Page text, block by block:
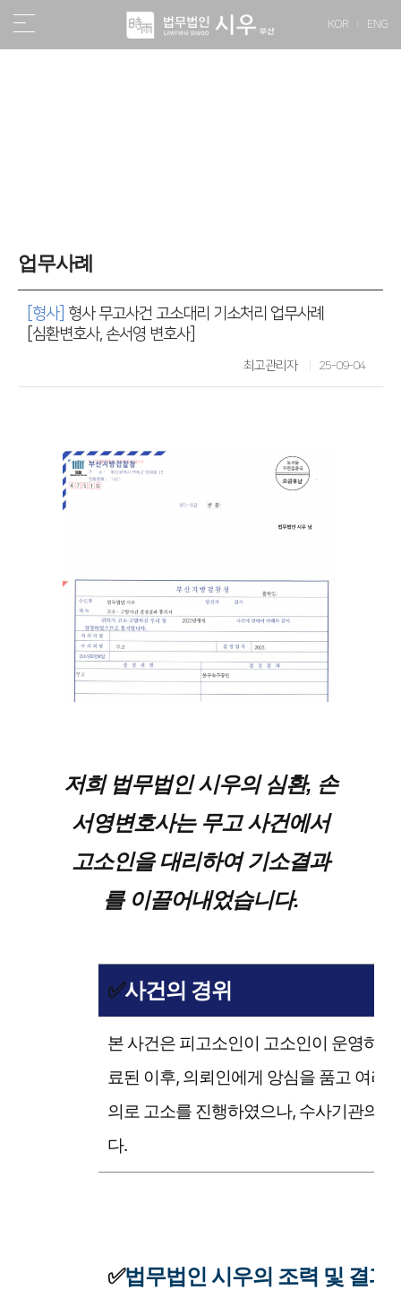
KOR ENG
업무사례
[형사] 형사 무고사건 고소대리 기소처리 업무사례
[심환변호사, 손서영 변호사]
최고관리자 25-09-04
저희 법무법인 시우의 심환, 손
서영변호사는 무고 사건에서
고소인을 대리하여 기소결과
를 이끌어내었습니다.
✅사건의 경위
본 사건은 피고소인이 고소인이 운영하
료된 이후, 의뢰인에게 앙심을 품고 여러
의로 고소를 진행하였으나, 수사기관의
다.
✅법무법인 시우의 조력 및 결과